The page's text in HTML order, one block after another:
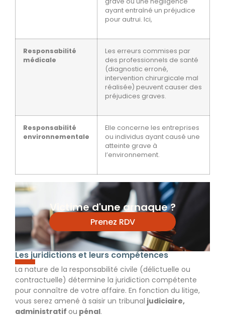
ayant entraîné un préjudice
pour autrui. Ici,
Responsabilité
médicale
Les erreurs commises par
des professionnels de santé
(diagnostic erroné,
intervention chirurgicale mal
réalisée) peuvent causer des
préjudices graves.
Responsabilité
environnementale
Elle concerne les entreprises
ou individus ayant causé une
atteinte grave à
l’environnement.
Victime d'une arnaque ?
Prenez RDV
Les juridictions et leurs compétences
La nature de la responsabilité civile (délictuelle ou
contractuelle) détermine la juridiction compétente
pour connaître de votre affaire. En fonction du litige,
vous serez amené à saisir un tribunal judiciaire,
administratif ou pénal.